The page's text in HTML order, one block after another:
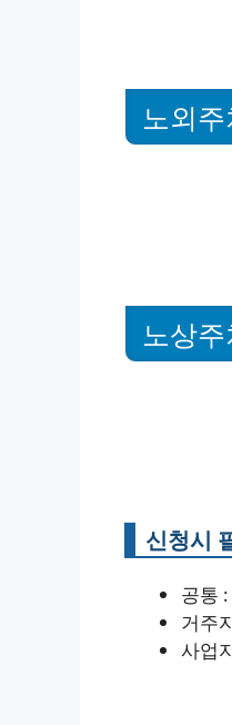
노외
노상
신청시
공통
거주
사업